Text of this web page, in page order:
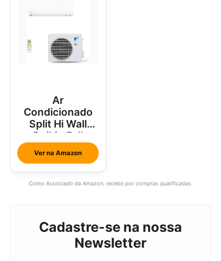
Ar
Condicionado
Split Hi Wall
Daikin Full
Inverter 18000
Btus
Ver na Amazon
Como Associado da Amazon, recebo por compras qualificadas.
Cadastre-se na nossa
Newsletter